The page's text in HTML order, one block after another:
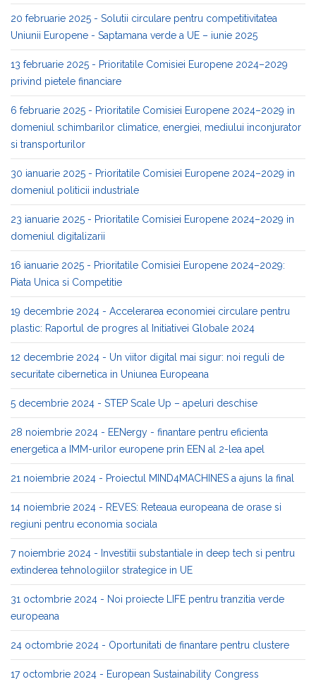
20 februarie 2025 - Solutii circulare pentru competitivitatea
Uniunii Europene - Saptamana verde a UE – iunie 2025
13 februarie 2025 - Prioritatile Comisiei Europene 2024–2029
privind pietele financiare
6 februarie 2025 - Prioritatile Comisiei Europene 2024–2029 in
domeniul schimbarilor climatice, energiei, mediului inconjurator
si transporturilor
30 ianuarie 2025 - Prioritatile Comisiei Europene 2024–2029 in
domeniul politicii industriale
23 ianuarie 2025 - Prioritatile Comisiei Europene 2024–2029 in
domeniul digitalizarii
16 ianuarie 2025 - Prioritatile Comisiei Europene 2024–2029:
Piata Unica si Competitie
19 decembrie 2024 - Accelerarea economiei circulare pentru
plastic: Raportul de progres al Initiativei Globale 2024
12 decembrie 2024 - Un viitor digital mai sigur: noi reguli de
securitate cibernetica in Uniunea Europeana
5 decembrie 2024 - STEP Scale Up – apeluri deschise
28 noiembrie 2024 - EENergy - finantare pentru eficienta
energetica a IMM-urilor europene prin EEN al 2-lea apel
21 noiembrie 2024 - Proiectul MIND4MACHINES a ajuns la final
14 noiembrie 2024 - REVES: Reteaua europeana de orase si
regiuni pentru economia sociala
7 noiembrie 2024 - Investitii substantiale in deep tech si pentru
extinderea tehnologiilor strategice in UE
31 octombrie 2024 - Noi proiecte LIFE pentru tranzitia verde
europeana
24 octombrie 2024 - Oportunitati de finantare pentru clustere
17 octombrie 2024 - European Sustainability Congress